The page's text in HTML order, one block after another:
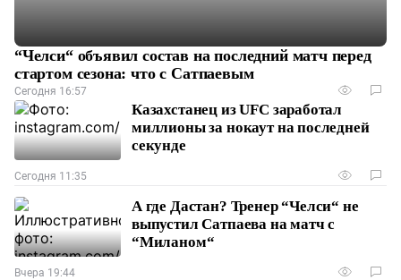
“Челси“ объявил состав на последний матч перед
стартом сезона: что с Сатпаевым
Сегодня 16:57
Казахстанец из UFC заработал
миллионы за нокаут на последней
секунде
Сегодня 11:35
А где Дастан? Тренер “Челси“ не
выпустил Сатпаева на матч с
“Миланом“
Вчера 19:44